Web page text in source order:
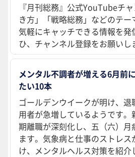
『月刊総務』公式YouTubeチ
き方」「戦略総務」などのテ
気軽にキャッチできる情報を
ひ、チャンネル登録をお願いし
メンタル不調者が増える6月前
たい10本
ゴールデンウイークが明け、
用者が急増しているようです
期離職が深刻化し、五（六）月
ます。気象病と仕事のストレ
け、メンタルヘルス対策を紹介